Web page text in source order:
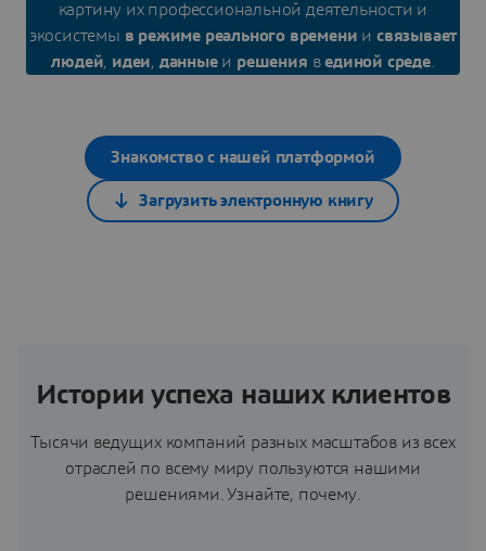
картину их профессиональной деятельности и
экосистемы в режиме реального времени и связывает
людей, идеи, данные и решения вединой среде.
Знакомство с нашей платформой
Загрузить электронную книгу
Истории успеха наших клиентов
Тысячи ведущих компаний разных масштабов из всех
отраслей по всему миру пользуются нашими
решениями. Узнайте, почему.